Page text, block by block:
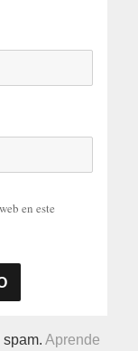
en este
spam.Aprende